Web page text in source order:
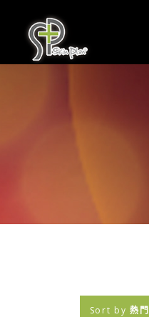
content
Sort by熱門